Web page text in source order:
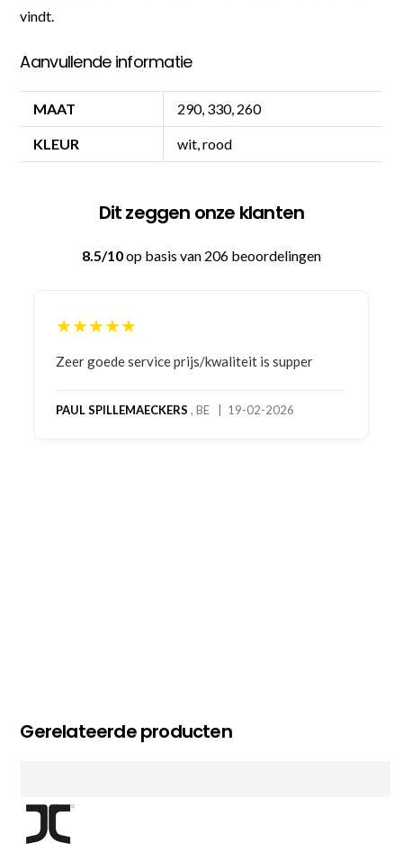
vindt.
Aanvullende informatie
MAAT 290, 330, 260
KLEUR wit, rood
Dit zeggen onze klanten
8.5/10op basis van 206 beoordelingen
★★★★★
Bestelling gedaan vanwege goede prijzen en
bestelling al ontvangen met gifts, waardoor je
Gerelateerde producten